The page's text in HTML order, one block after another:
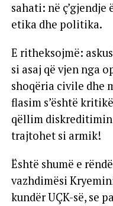
sahati: në
etika dhe politika.
E ritheksojmë:
si asaj që vjen nga
shoqëria civile dhe
flasim s’është
qëllim
trajtohet si armik!
Është shumë e
vazhdimësi
kundër UÇK-së, se